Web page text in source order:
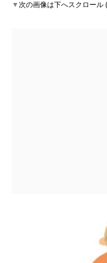
▼次の画像は下へスクロール